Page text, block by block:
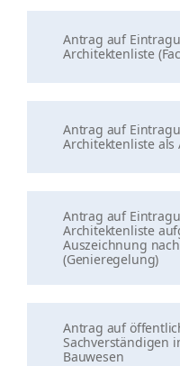
Antrag auf
Architektenliste
Antrag auf
Architektenliste als
Antrag auf
Architektenliste
Auszeichnung
(Genieregelung)
Antrag auf
Sachverständigen
Bauwesen